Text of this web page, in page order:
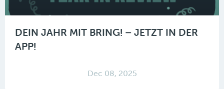
DEIN JAHR MIT BRING! – JETZT IN DER
APP!
Dec 08, 2025